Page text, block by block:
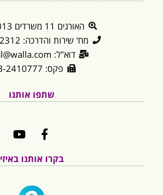
האורגים 11 משרדים 5013 אשדוד
מח' שירות והדרכה: 074-745-2312
דוא"ל: raz_kal@walla.com
פקס: 073-2410777
שתפו אותנו
בקרו אותנו באיזי